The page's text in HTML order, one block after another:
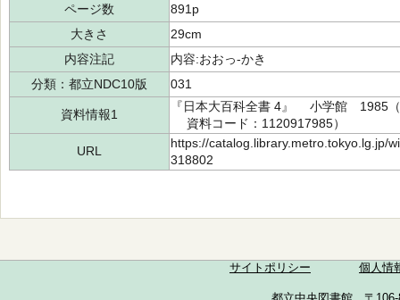
ページ数
891p
大きさ
29cm
内容注記
内容:おおっ-かき
分類：都立NDC10版
031
資料情報1
『日本大百科全書 4』 小学館 1985
資料コード：1120917985）
URL
https://catalog.library.metro.tokyo.lg.jp/
318802
サイトポリシー 個人情